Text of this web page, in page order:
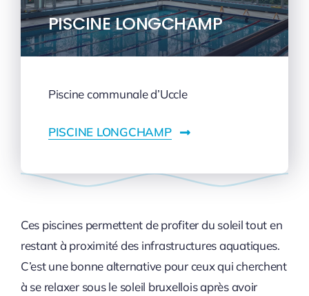
PISCINE LONGCHAMP
Piscine communale d’Uccle
PISCINE LONGCHAMP
Ces piscines permettent de profiter du soleil tout en
restant à proximité des infrastructures aquatiques.
C’est une bonne alternative pour ceux qui cherchent
à se relaxer sous le soleil bruxellois après avoir